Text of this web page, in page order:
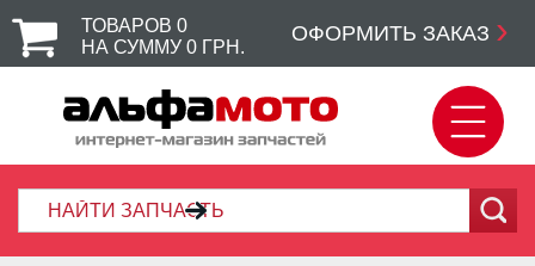
ТОВАРОВ 0
НА СУММУ 0 ГРН.
ОФОРМИТЬ ЗАКАЗ